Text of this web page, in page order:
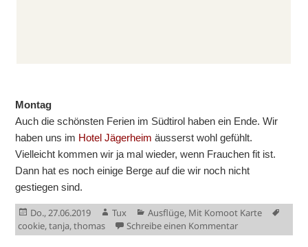
Montag
Auch die schönsten Ferien im Südtirol haben ein Ende. Wir
haben uns im Hotel Jägerheim äusserst wohl gefühlt.
Vielleicht kommen wir ja mal wieder, wenn Frauchen fit ist.
Dann hat es noch einige Berge auf die wir noch nicht
gestiegen sind.
Veröffentlicht
am
Do., 27.06.2019 Autor
Tux Kategorien
Ausflüge, Mit Komoot Karte
cookie,tanja,thomas Schreibe einen Kommentarzu Ferien in den